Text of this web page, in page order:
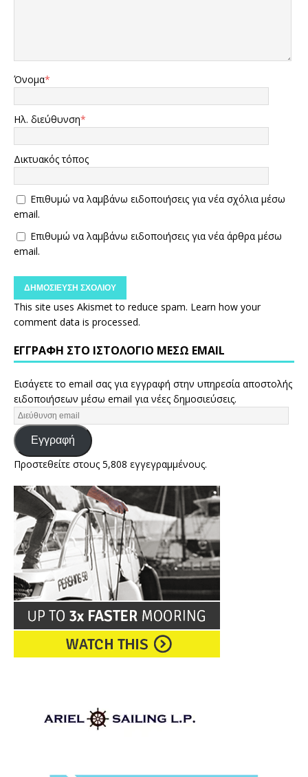
Όνομα*
Ηλ. διεύθυνση*
Δικτυακός τόπος
Επιθυμώ να λαμβάνω ειδοποιήσεις για νέα σχόλια μέσω
email.
Επιθυμώ να λαμβάνω ειδοποιήσεις για νέα άρθρα μέσω
email.
This site uses Akismet to reduce spam. Learn how your
comment data is processed.
ΕΓΓΡΑΦΉ ΣΤΟ ΙΣΤΟΛΌΓΙΟ ΜΈΣΩ EMAIL
Εισάγετε το email σας για εγγραφή στην υπηρεσία αποστολής
ειδοποιήσεων μέσω email για νέες δημοσιεύσεις.
Εγγραφή
Προστεθείτε στους 5,808 εγγεγραμμένους.